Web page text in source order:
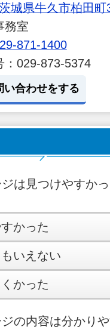
城県牛久市柏田町
務室
871-1400
：029-873-5374
い合わせをする
は見つけやすか
かった
いえない
かった
の内容は分かり